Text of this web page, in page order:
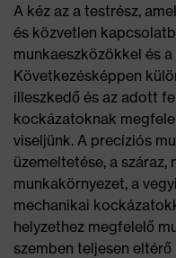
A kéz az a testrész,
és közvetlen
munkaeszközökkel és
Következésképpen
illeszkedő és az adott
kockázatoknak
viseljünk. A precíziós
üzemeltetése, a száraz,
munkakörnyezet, a
mechanikai
helyzethez megfelelő
szemben teljesen